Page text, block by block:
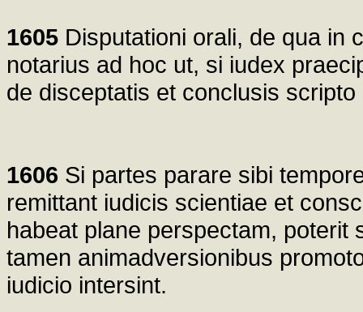
1605 Disputationi orali, de qua in
notarius ad hoc ut, si iudex
de disceptatis et conclusis
1606 Si partes parare sibi
remittant iudicis scientiae et
habeat plane perspectam, poterit
tamen animadversionibus
iudicio intersint.